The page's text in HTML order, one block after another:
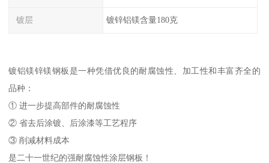
镀层 镀锌铝镁含量180克
镀铝镁锌镁钢板是一种凭借优良的耐腐蚀性、加工性和丰富齐全的
品种：
① 进一步提高部件的耐腐蚀性
② 省去后涂镀、后涂漆等工艺程序
③ 削减材料成本
是二十一世纪的强耐腐蚀性涂层钢板！